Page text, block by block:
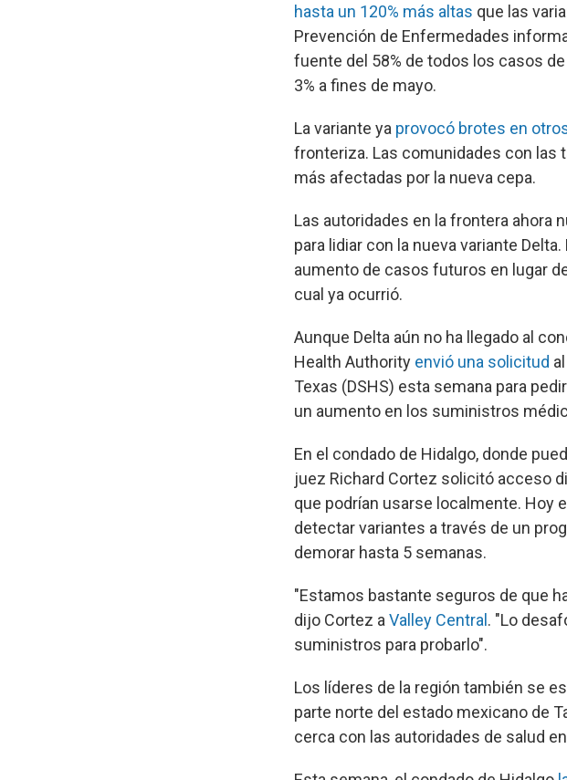
hasta un 120% más altas que las
Prevención de Enfermedades
fuente del 58% de todos los casos
3% a fines de mayo.
La variante ya provocó brotes en
fronteriza. Las comunidades con las
más afectadas por la nueva cepa.
Las autoridades en la frontera ahora
para lidiar con la nueva variante
aumento de casos futuros en lugar
cual ya ocurrió.
Aunque Delta aún no ha llegado al
Health Authority envió una solicitud
Texas (DSHS) esta semana para
un aumento en los suministros
En el condado de Hidalgo, donde
juez Richard Cortez solicitó acceso
que podrían usarse localmente. Hoy
detectar variantes a través de un
demorar hasta 5 semanas.
"Estamos bastante seguros de que
dijo Cortez a Valley Central. "Lo
suministros para probarlo".
Los líderes de la región también se
parte norte del estado mexicano de
cerca con las autoridades de salud